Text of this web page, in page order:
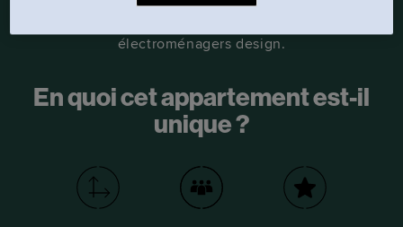
électroménagers design.
En quoi cet appartement est-il
unique ?